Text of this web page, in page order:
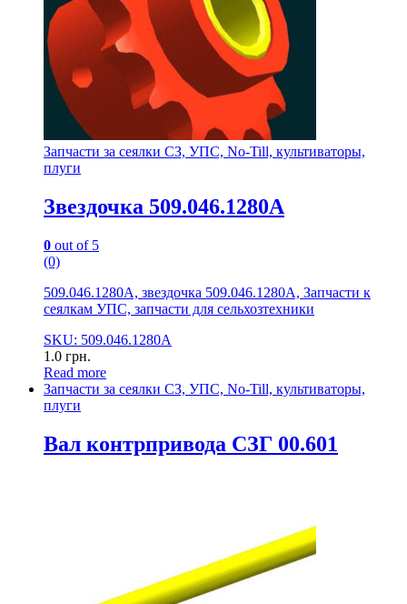
Запчасти за сеялки СЗ, УПС, No-Till, культиваторы,
плуги
Звездочка 509.046.1280А
0 out of 5
(0)
509.046.1280А, звездочка 509.046.1280А, Запчасти к
сеялкам УПС, запчасти для сельхозтехники
SKU: 509.046.1280А
1.0 грн.
Read more
Запчасти за сеялки СЗ, УПС, No-Till, культиваторы,
плуги
Вал контрпривода СЗГ 00.601